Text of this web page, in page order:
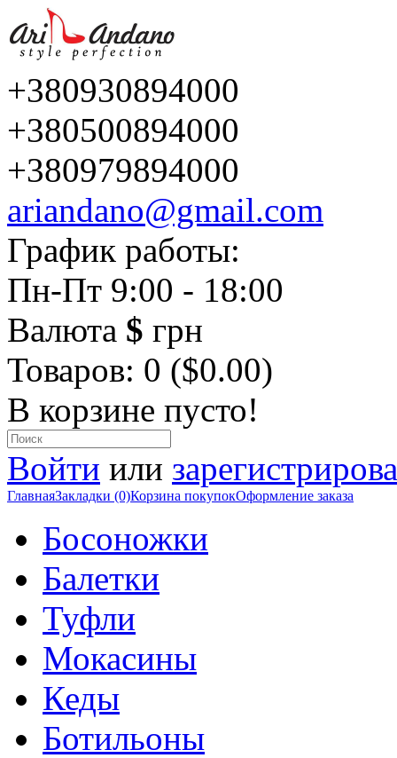
+380930894000
+380500894000
+380979894000
ariandano@gmail.com
График работы:
Пн-Пт 9:00 - 18:00
Валюта $ грн
Товаров: 0 ($0.00)
В корзине пусто!
Войти или
ГлавнаяЗакладки (0)Корзина покупокОформление заказа
Босоножки
Балетки
Туфли
Мокасины
Кеды
Ботильоны